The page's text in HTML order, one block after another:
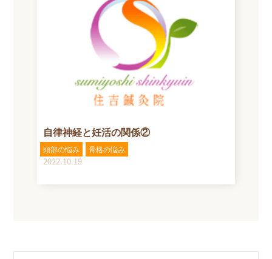
自律神経と妊活の関係②
頭部の悩み 骨格の悩み
2022.10.19